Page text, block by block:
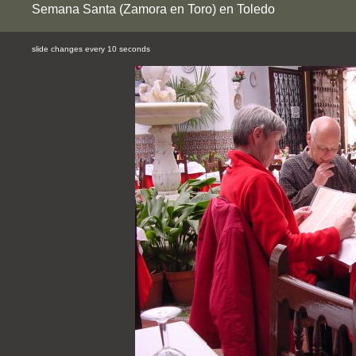
Semana Santa (Zamora en Toro) en Toledo
slide changes every 10 seconds